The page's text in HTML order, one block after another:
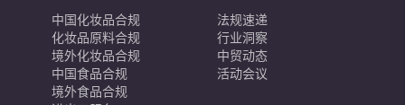
中国化妆品合规
化妆品原料合规
境外化妆品合规
中国食品合规
境外食品合规
法规速递
行业洞察
中贸动态
活动会议